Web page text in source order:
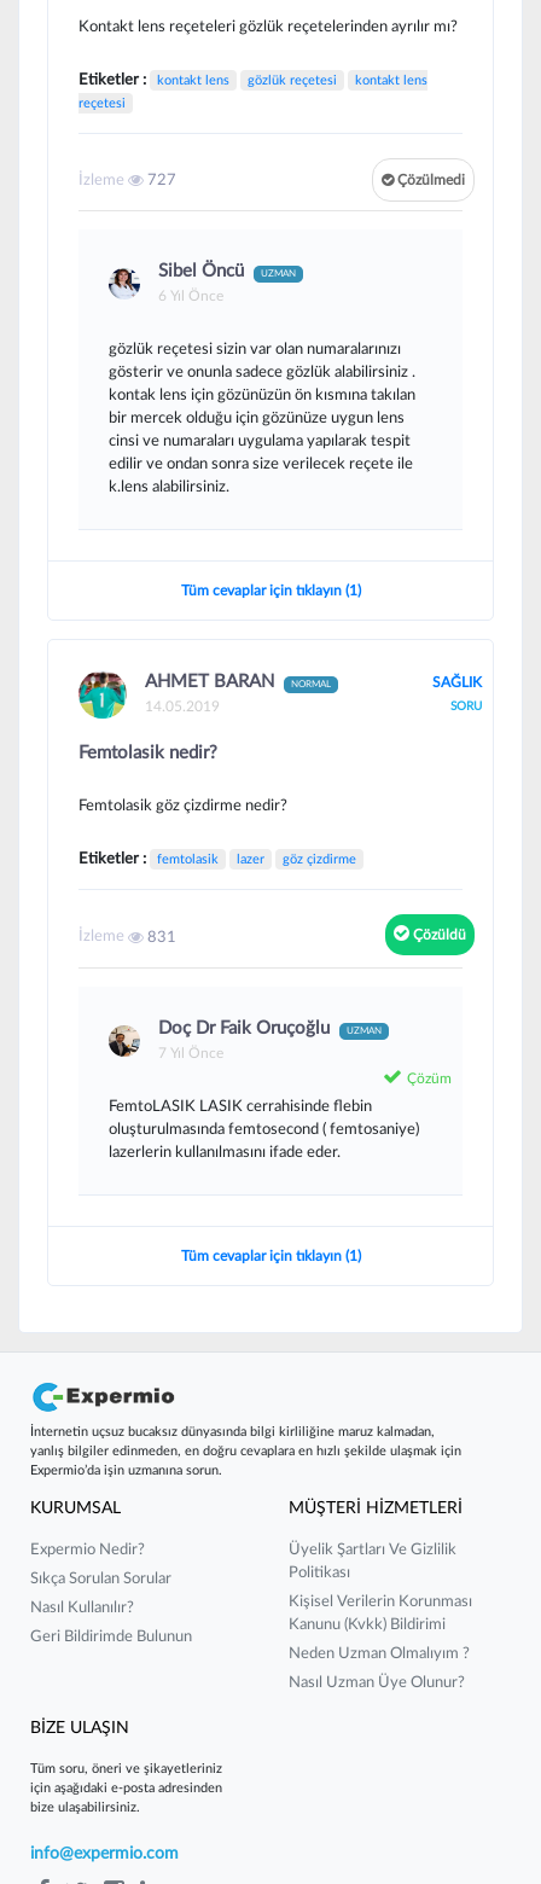
Kontakt lens reçeteleri gözlük reçetelerinden ayrılır mı?
Etiketler : kontakt lens gözlük reçetesi
kontakt lens
reçetesi
Çözülmedi
İzleme 727
Sibel Öncü UZMAN
6 Yıl Önce
gözlük reçetesi sizin var olan numaralarınızı
gösterir ve onunla sadece gözlük alabilirsiniz .
kontak lens için gözünüzün ön kısmına takılan
bir mercek olduğu için gözünüze uygun lens
cinsi ve numaraları uygulama yapılarak tespit
edilir ve ondan sonra size verilecek reçete ile
k.lens alabilirsiniz.
Tüm cevaplar için tıklayın (1)
AHMET BARAN NORMAL
14.05.2019
SAĞLIK
SORU
Femtolasik nedir?
Femtolasik göz çizdirme nedir?
Etiketler : femtolasik lazer göz çizdirme
Çözüldü
İzleme 831
Doç Dr Faik Oruçoğlu UZMAN
7 Yıl Önce
Çözüm
FemtoLASIK LASIK cerrahisinde flebin
oluşturulmasında femtosecond ( femtosaniye)
lazerlerin kullanılmasını ifade eder.
Tüm cevaplar için tıklayın (1)
İnternetin uçsuz bucaksız dünyasında bilgi kirliliğine maruz kalmadan,
yanlış bilgiler edinmeden, en doğru cevaplara en hızlı şekilde ulaşmak için
Expermio’da işin uzmanına sorun.
KURUMSAL
Expermio Nedir?
Sıkça Sorulan Sorular
Nasıl Kullanılır?
Geri Bildirimde Bulunun
MÜŞTERİ HİZMETLERİ
Üyelik Şartları Ve Gizlilik
Politikası
Kişisel Verilerin Korunması
Kanunu (kvkk) Bildirimi
Neden Uzman Olmalıyım ?
Nasıl Uzman Üye Olunur?
BİZE ULAŞIN
Tüm soru, öneri ve şikayetleriniz
için aşağıdaki e-posta adresinden
bize ulaşabilirsiniz.
info@expermio.com